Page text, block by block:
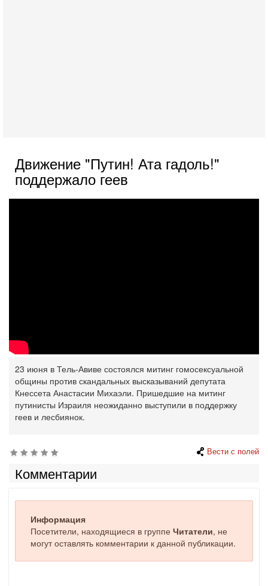
Движение "Путин! Ата гадоль!"
поддержало геев
23 июня в Тель-Авиве состоялся митинг гомосексуальной
общины против скандальных высказываний депутата
Кнессета Анастасии Михаэли. Пришедшие на митинг
путинисты Израиля неожиданно выступили в поддержку
геев и лесбиянок.
Вести с полей
Комментарии
Информация
Посетители, находящиеся в группе Читатели, не
могут оставлять комментарии к данной публикации.